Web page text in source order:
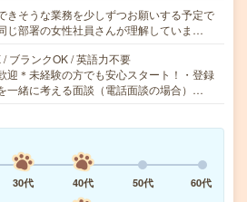
きそうな業務を少しずつお願いする予定で
じ部署の女性社員さんが理解していま…
ブランクOK / 英語力不要
迎＊未経験の方でも安心スタート！・登録
一緒に考える面談（電話面談の場合）…
30代 40代 50代
60代